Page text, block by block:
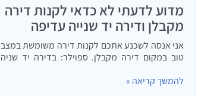
מדוע לדעתי לא כדאי לקנות דירה
מקבלן ודירה יד שנייה עדיפה
אני אנסה לשכנע אתכם לקנות דירה משומשת במצב
טוב במקום דירה מקבלן. ספוילר: בדירה יד שניה
לא.
להמשך קריאה »